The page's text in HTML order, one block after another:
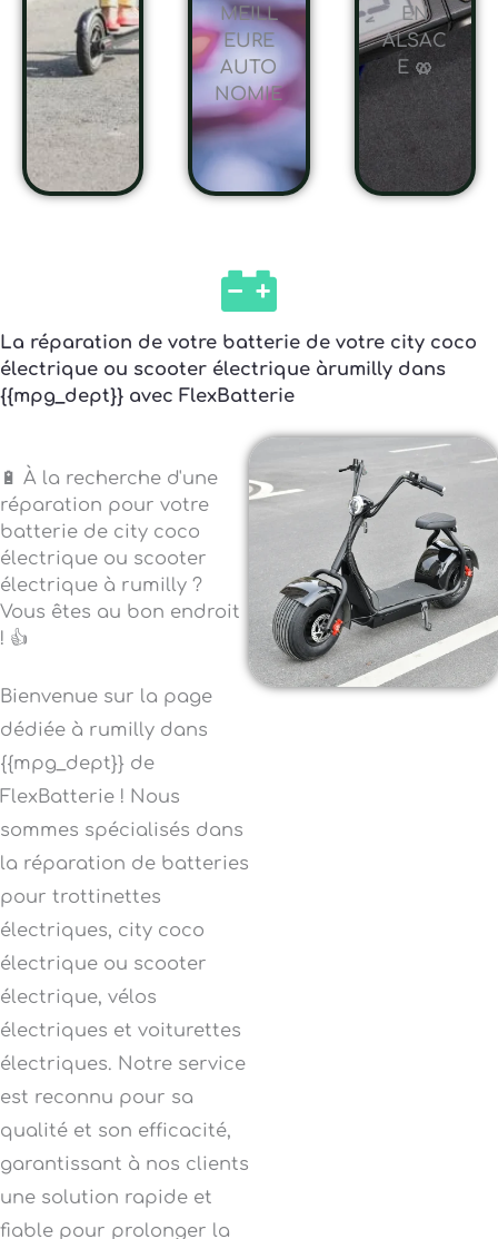
MEILL
EURE
AUTO
NOMIE
EN
ALSAC
E 🥨
La réparation de votre batterie de votre city coco
électrique ou scooter électrique àrumilly dans
{{mpg_dept}} avec FlexBatterie
🔋 À la recherche d'une
réparation pour votre
batterie de city coco
électrique ou scooter
électrique à rumilly ?
Vous êtes au bon endroit
! 👍
Bienvenue sur la page
dédiée à rumilly dans
{{mpg_dept}} de
FlexBatterie ! Nous
sommes spécialisés dans
la réparation de batteries
pour trottinettes
électriques, city coco
électrique ou scooter
électrique, vélos
électriques et voiturettes
électriques. Notre service
est reconnu pour sa
qualité et son efficacité,
garantissant à nos clients
une solution rapide et
fiable pour prolonger la